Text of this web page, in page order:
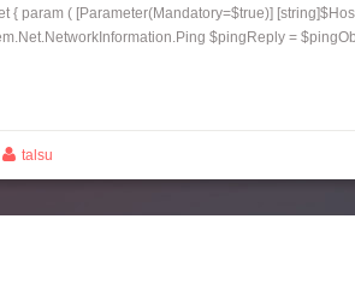
{ param ( [Parameter(Mandatory=$true)]
$pingReply =
talsu